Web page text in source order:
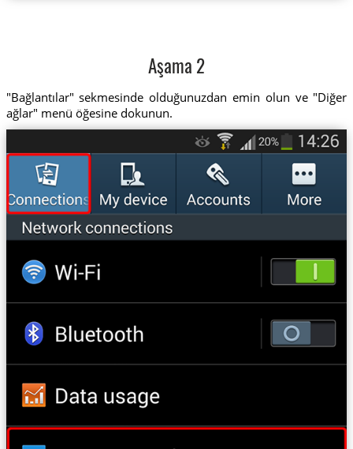
Aşama 2
"Bağlantılar" sekmesinde olduğunuzdan emin olun ve "Diğer
ağlar" menü öğesine dokunun.